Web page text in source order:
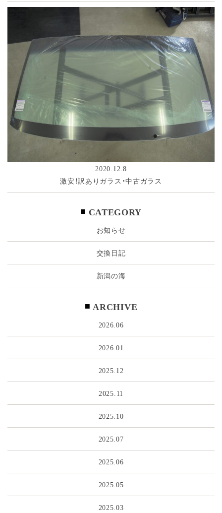
2020.12.8
激安！訳ありガラス・中古ガラス
CATEGORY
お知らせ
交換日記
新潟の海
ARCHIVE
2026.06
2026.01
2025.12
2025.11
2025.10
2025.07
2025.06
2025.05
2025.03